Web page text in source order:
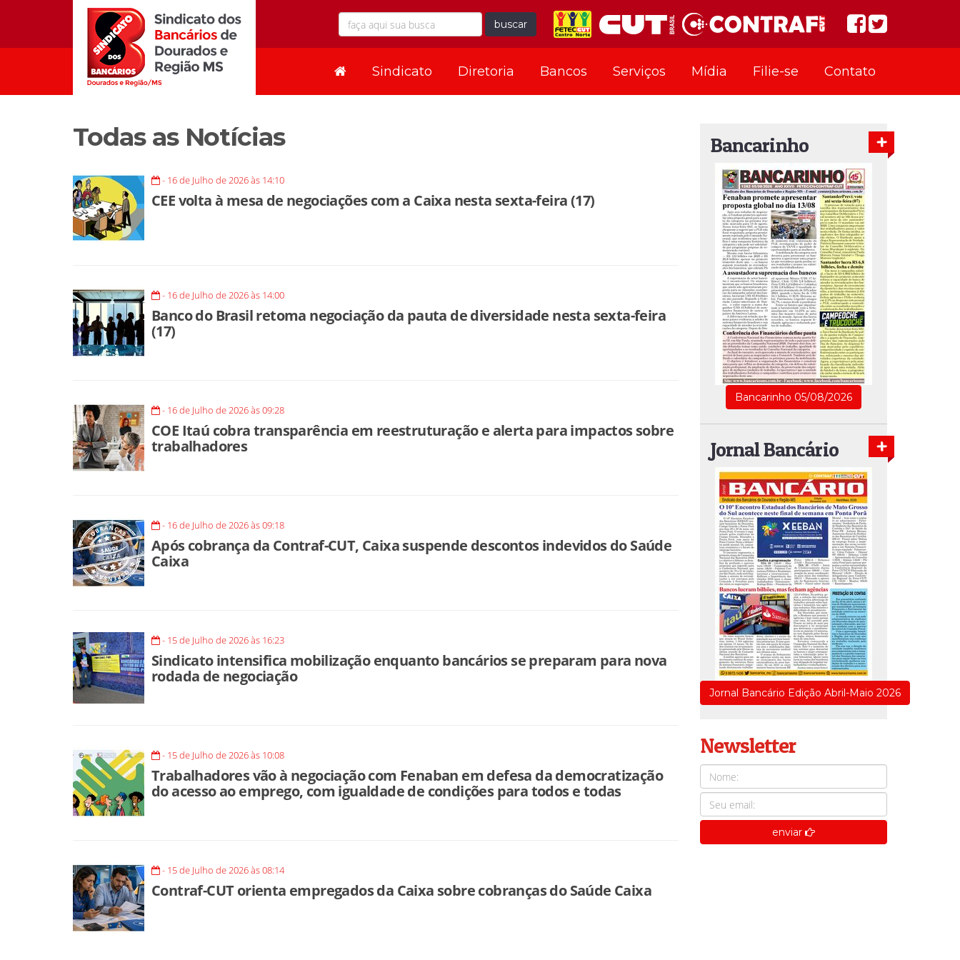
buscar
Sindicato Diretoria Bancos Serviços Mídia Filie-se Contato
Todas as Notícias
- 16 de Julho de 2026 às 14:10
CEE volta à mesa de negociações com a Caixa nesta sexta-feira (17)
- 16 de Julho de 2026 às 14:00
Banco do Brasil retoma negociação da pauta de diversidade nesta sexta-feira
(17)
- 16 de Julho de 2026 às 09:28
COE Itaú cobra transparência em reestruturação e alerta para impactos sobre
trabalhadores
- 16 de Julho de 2026 às 09:18
Após cobrança da Contraf-CUT, Caixa suspende descontos indevidos do Saúde
Caixa
- 15 de Julho de 2026 às 16:23
Sindicato intensifica mobilização enquanto bancários se preparam para nova
rodada de negociação
- 15 de Julho de 2026 às 10:08
Trabalhadores vão à negociação com Fenaban em defesa da democratização
do acesso ao emprego, com igualdade de condições para todos e todas
- 15 de Julho de 2026 às 08:14
Contraf-CUT orienta empregados da Caixa sobre cobranças do Saúde Caixa
Bancarinho
Bancarinho 05/08/2026
Jornal Bancário
Jornal Bancário Edição Abril-Maio 2026
Newsletter
enviar